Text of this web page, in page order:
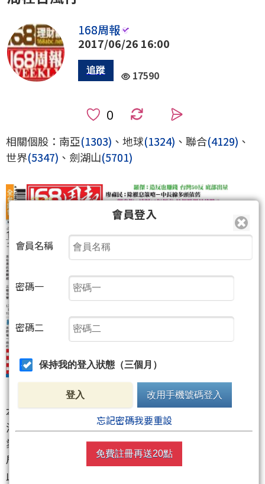
168周報
2017/06/26 16:00
17590
相關個股：南亞(1303) 、地球(1324) 、聯合(4129) 、
世界(5347) 、劍湖山(5701)
本報2版全版獨家專題報導「三森集團」詐騙吸金案，
涉案的三森集團在台灣推出「香港國際板」，吸引企
業付費掛牌，經香港證交所聲明這是無中生有的騙
局，但是已有兩岸三地的許多公司宣稱在此掛牌。
此外，這家三森集團還宣稱是全亞洲最大的沉香植菌
會員登入
會員名稱
密碼一
密碼二
保持我的登入狀態（三個月）
登入 改用手機號碼登入
忘記密碼我要重設
免費註冊再送20點